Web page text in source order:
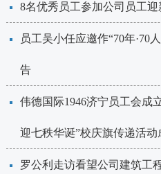
8名优秀员工参加​公司员工迎
员工吴小任应邀作“70年·70
告
伟德国际1946济宁员工会成
迎七秩华诞”校庆旗传递活动
罗公利走访看望公司建筑工